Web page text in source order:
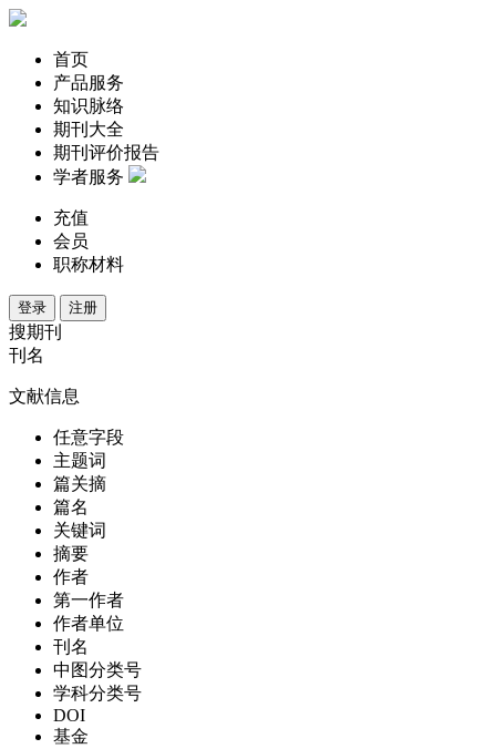
首页
产品服务
知识脉络
期刊大全
期刊评价报告
学者服务
充值
会员
职称材料
登录 注册
搜期刊
刊名
文献信息
任意字段
主题词
篇关摘
篇名
关键词
摘要
作者
第一作者
作者单位
刊名
中图分类号
学科分类号
DOI
基金